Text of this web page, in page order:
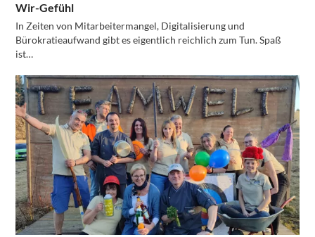
Wir-Gefühl
In Zeiten von Mitarbeitermangel, Digitalisierung und
Bürokratieaufwand gibt es eigentlich reichlich zum Tun. Spaß
ist…